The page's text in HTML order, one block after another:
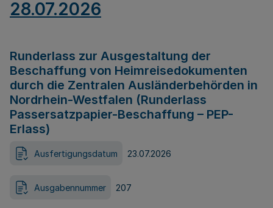
28.07.2026
Runderlass zur Ausgestaltung der
Beschaffung von Heimreisedokumenten
durch die Zentralen Ausländerbehörden in
Nordrhein-Westfalen (Runderlass
Passersatzpapier-Beschaffung – PEP-
Erlass)
Ausfertigungsdatum 23.07.2026
Ausgabennummer 207